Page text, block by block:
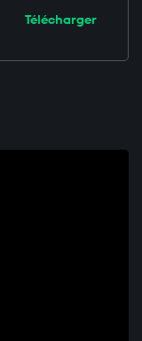
Télécharger